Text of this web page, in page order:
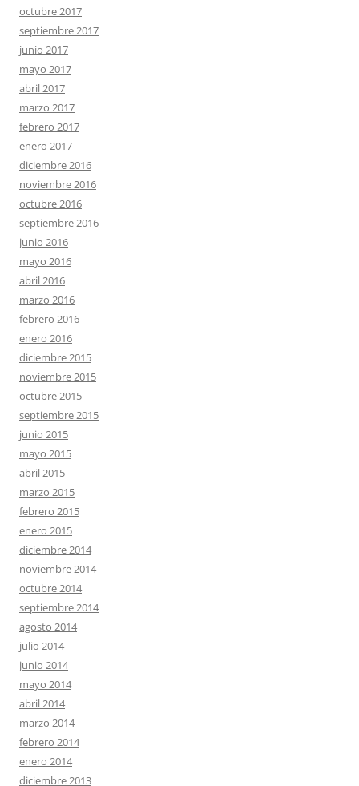
octubre 2017
septiembre 2017
junio 2017
mayo 2017
abril 2017
marzo 2017
febrero 2017
enero 2017
diciembre 2016
noviembre 2016
octubre 2016
septiembre 2016
junio 2016
mayo 2016
abril 2016
marzo 2016
febrero 2016
enero 2016
diciembre 2015
noviembre 2015
octubre 2015
septiembre 2015
junio 2015
mayo 2015
abril 2015
marzo 2015
febrero 2015
enero 2015
diciembre 2014
noviembre 2014
octubre 2014
septiembre 2014
agosto 2014
julio 2014
junio 2014
mayo 2014
abril 2014
marzo 2014
febrero 2014
enero 2014
diciembre 2013